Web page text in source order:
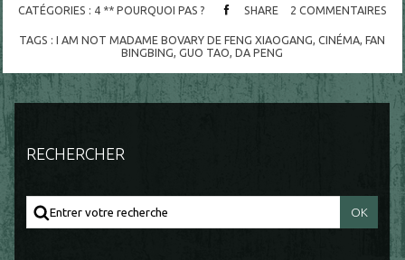
CATÉGORIES : 4 ** POURQUOI PAS ? SHARE 2 COMMENTAIRES
TAGS :I AM NOT MADAME BOVARY DE FENG XIAOGANG ,CINÉMA ,FAN
BINGBING ,GUO TAO ,DA PENG
RECHERCHER